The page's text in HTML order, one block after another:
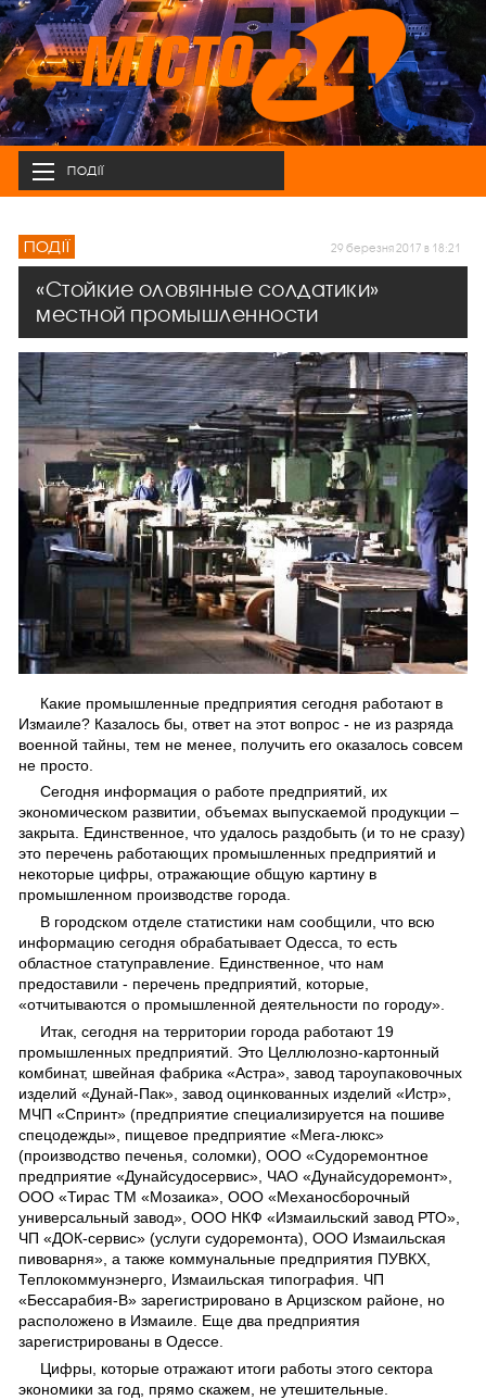
ПОДІЇ
ПОДІЇ 29 березня 2017 в 18:21
«Стойкие оловянные солдатики»
местной промышленности
Какие промышленные предприятия сегодня работают в
Измаиле? Казалось бы, ответ на этот вопрос - не из разряда
военной тайны, тем не менее, получить его оказалось совсем
не просто.
Сегодня информация о работе предприятий, их
экономическом развитии, объемах выпускаемой продукции –
закрыта. Единственное, что удалось раздобыть (и то не сразу)
это перечень работающих промышленных предприятий и
некоторые цифры, отражающие общую картину в
промышленном производстве города.
В городском отделе статистики нам сообщили, что всю
информацию сегодня обрабатывает Одесса, то есть
областное статуправление. Единственное, что нам
предоставили - перечень предприятий, которые,
«отчитываются о промышленной деятельности по городу».
Итак, сегодня на территории города работают 19
промышленных предприятий. Это Целлюлозно-картонный
комбинат, швейная фабрика «Астра», завод тароупаковочных
изделий «Дунай-Пак», завод оцинкованных изделий «Истр»,
МЧП «Спринт» (предприятие специализируется на пошиве
спецодежды», пищевое предприятие «Мега-люкс»
(производство печенья, соломки), ООО «Судоремонтное
предприятие «Дунайсудосервис», ЧАО «Дунайсудоремонт»,
ООО «Тирас ТМ «Мозаика», ООО «Механосборочный
универсальный завод», ООО НКФ «Измаильский завод РТО»,
ЧП «ДОК-сервис» (услуги судоремонта), ООО Измаильская
пивоварня», а также коммунальные предприятия ПУВКХ,
Теплокоммунэнерго, Измаильская типография. ЧП
«Бессарабия-В» зарегистрировано в Арцизском районе, но
расположено в Измаиле. Еще два предприятия
зарегистрированы в Одессе.
Цифры, которые отражают итоги работы этого сектора
экономики за год, прямо скажем, не утешительные.